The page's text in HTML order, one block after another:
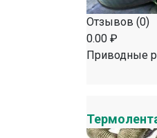
Отзывов (0)
0.00 ₽
Приводные